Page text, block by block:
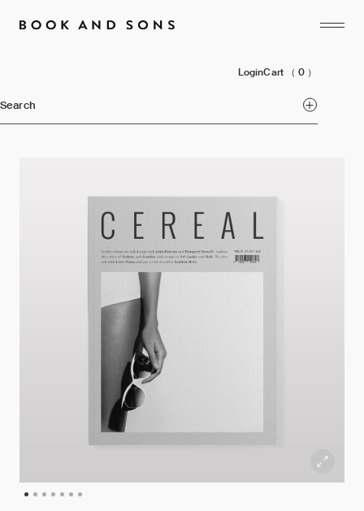
LoginCart （ 0 ）
Search